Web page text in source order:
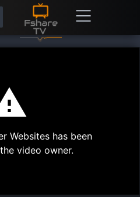
Play
Websites has been
video owner.